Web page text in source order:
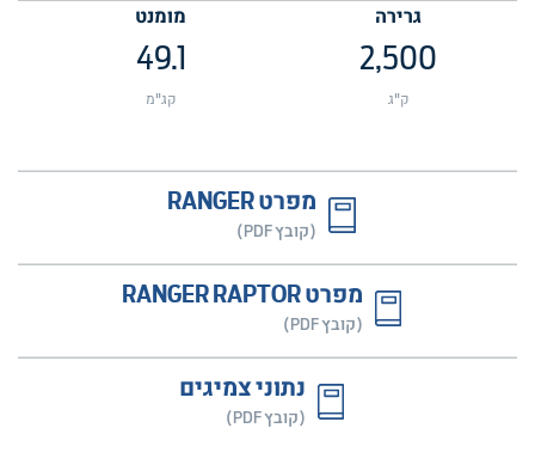
גרירה
2,500
ק"ג
מומנט
49.1
קג"מ
מפרט RANGER
(קובץ PDF)
מפרט RANGER RAPTOR
(קובץ PDF)
נתוני צמיגים
(קובץ PDF)